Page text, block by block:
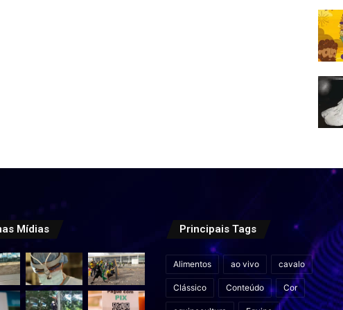
Mídias Principais Tags
Alimentos ao vivo cavalo
Clássico Conteúdo Cor